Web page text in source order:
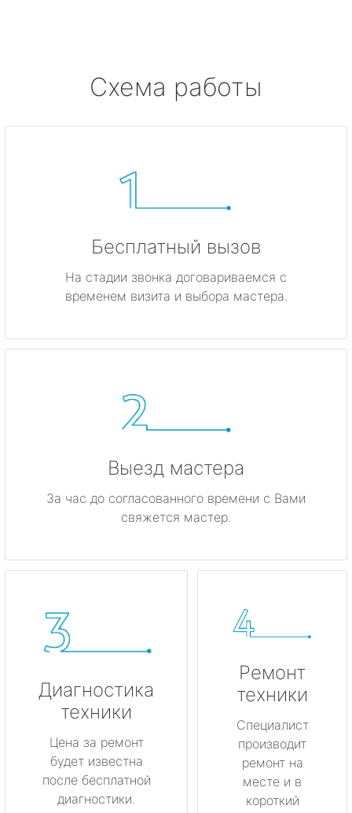
Схема работы
Бесплатный вызов
На стадии звонка договариваемся с
временем визита и выбора мастера.
Выезд мастера
За час до согласованного времени с Вами
свяжется мастер.
Диагностика
техники
Цена за ремонт
будет известна
после бесплатной
диагностики.
Ремонт
техники
Специалист
производит
ремонт на
месте и в
короткий